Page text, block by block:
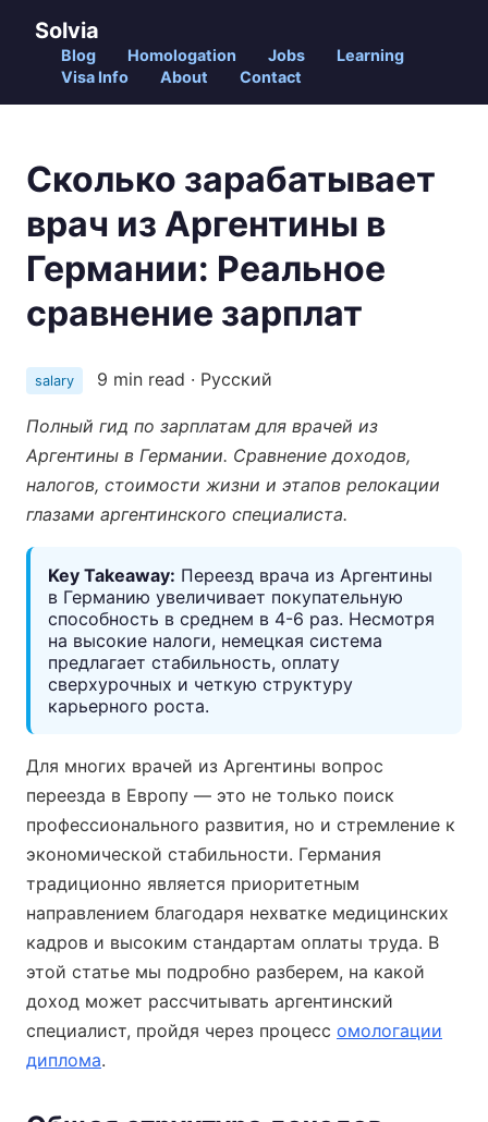
Solvia
Blog Homologation Jobs
Learning
Visa Info
About Contact
Сколько зарабатывает
врач из Аргентины в
Германии: Реальное
сравнение зарплат
salary 9 min read · Русский
Полный гид по зарплатам для врачей из
Аргентины в Германии. Сравнение доходов,
налогов, стоимости жизни и этапов релокации
глазами аргентинского специалиста.
Key Takeaway: Переезд врача из Аргентины
в Германию увеличивает покупательную
способность в среднем в 4-6 раз. Несмотря
на высокие налоги, немецкая система
предлагает стабильность, оплату
сверхурочных и четкую структуру
карьерного роста.
Для многих врачей из Аргентины вопрос
переезда в Европу — это не только поиск
профессионального развития, но и стремление к
экономической стабильности. Германия
традиционно является приоритетным
направлением благодаря нехватке медицинских
кадров и высоким стандартам оплаты труда. В
этой статье мы подробно разберем, на какой
доход может рассчитывать аргентинский
специалист, пройдя через процесс омологации
диплома.